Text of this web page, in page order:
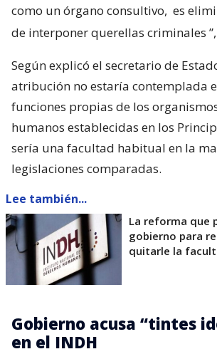
como un órgano consultivo, es
de interponer querellas criminales
Según explicó el secretario de
atribución no estaría contemplada
funciones propias de los
humanos establecidas en los
sería una facultad habitual en la
legislaciones comparadas.
Lee también...
La reforma que
gobierno para
quitarle la
Gobierno acusa “tintes
en el INDH